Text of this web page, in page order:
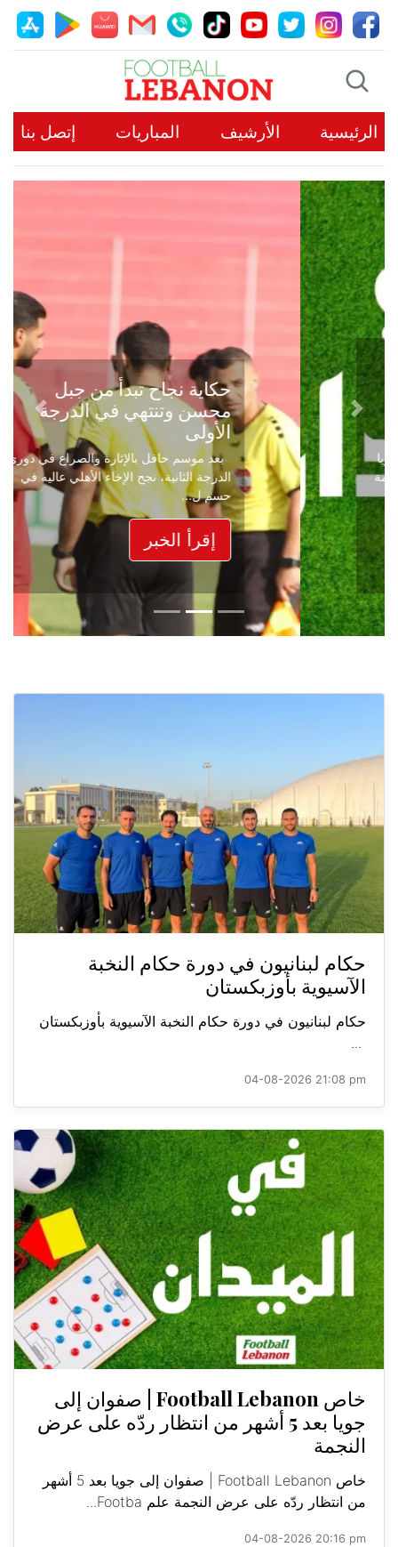
الرئيسية الأرشيف المباريات إتصل بنا
حكاية نجاح تبدأ من جبل
محسن وتنتهي في الدرجة
الأولى
بعد موسم حافل بالإثارة والصراع في دوري
الدرجة الثانية، نجح الإخاء الأهلي عاليه في
حسم ل...
إقرأ الخبر
Previous
Next
حكام لبنانيون في دورة حكام النخبة
الآسيوية بأوزبكستان
حكام لبنانيون في دورة حكام النخبة الآسيوية بأوزبكستان
...
04-08-2026 21:08 pm
خاص Football Lebanon | صفوان إلى
جويا بعد 5 أشهر من انتظار ردّه على عرض
النجمة
خاص Football Lebanon | صفوان إلى جويا بعد 5 أشهر
من انتظار ردّه على عرض النجمة علم Footba...
04-08-2026 20:16 pm